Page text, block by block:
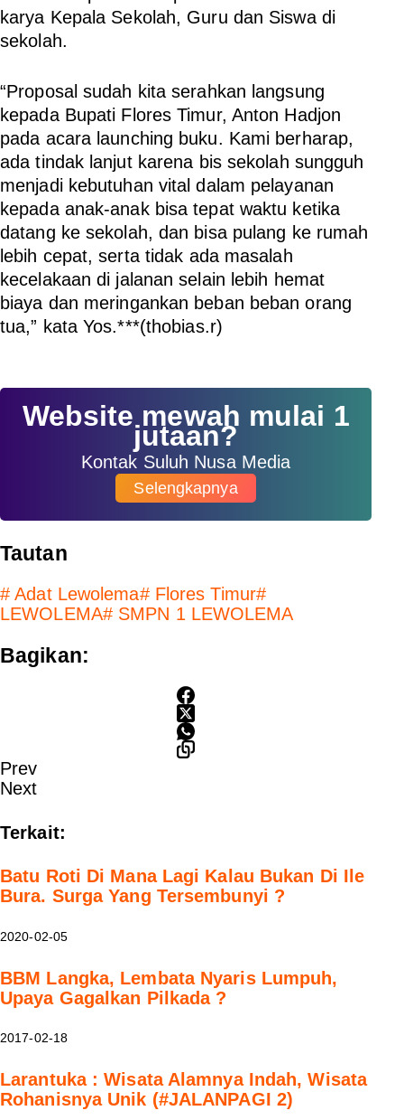
karya Kepala Sekolah, Guru dan Siswa di
sekolah.
“Proposal sudah kita serahkan langsung
kepada Bupati Flores Timur, Anton Hadjon
pada acara launching buku. Kami berharap,
ada tindak lanjut karena bis sekolah sungguh
menjadi kebutuhan vital dalam pelayanan
kepada anak-anak bisa tepat waktu ketika
datang ke sekolah, dan bisa pulang ke rumah
lebih cepat, serta tidak ada masalah
kecelakaan di jalanan selain lebih hemat
biaya dan meringankan beban beban orang
tua,” kata Yos.***(thobias.r)
Website mewah mulai 1
jutaan?
Kontak Suluh Nusa Media
Selengkapnya
Tautan
# Adat Lewolema#Flores Timur#
LEWOLEMA#SMPN 1 LEWOLEMA
Bagikan:
Prev
Next
Terkait:
Batu Roti Di Mana Lagi Kalau Bukan Di Ile
Bura. Surga Yang Tersembunyi ?
2020-02-05
BBM Langka, Lembata Nyaris Lumpuh,
Upaya Gagalkan Pilkada ?
2017-02-18
Larantuka : Wisata Alamnya Indah, Wisata
Rohanisnya Unik (#JALANPAGI 2)